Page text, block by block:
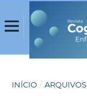
INÍCIO / ARQUIVOS